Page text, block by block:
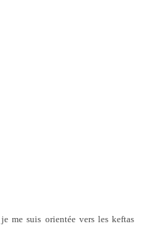
me suis orientée vers les keftas